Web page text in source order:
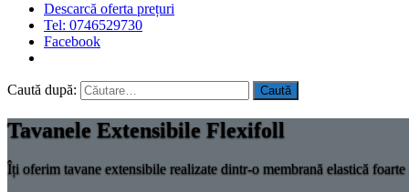
Descarcă oferta prețuri
Tel: 0746529730
Facebook
Caută după:
Tavanele Extensibile Flexifoll
Îți oferim tavane extensibile realizate dintr-o membrană elastică foarte